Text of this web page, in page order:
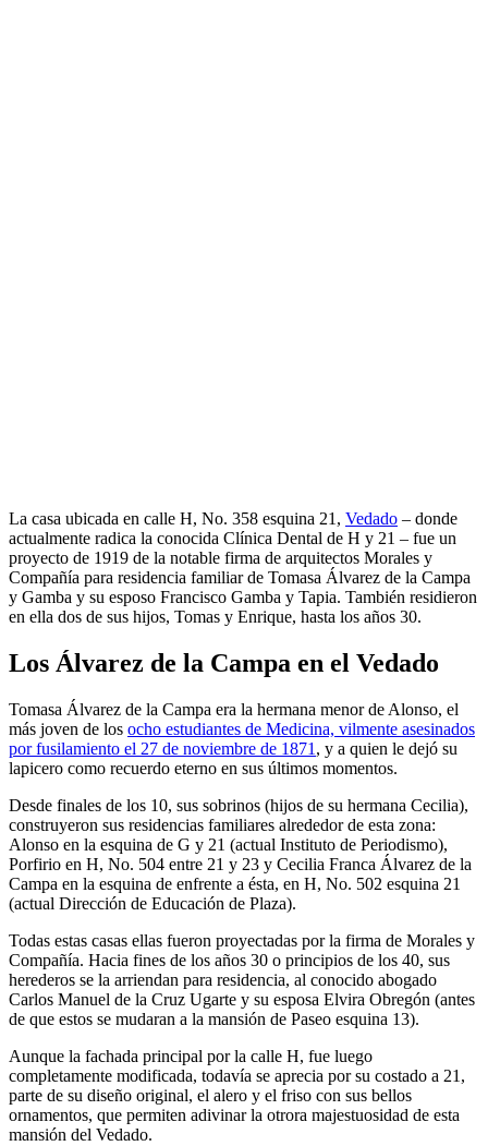
La casa ubicada en calle H, No. 358 esquina 21, Vedado – donde
actualmente radica la conocida Clínica Dental de H y 21 – fue un
proyecto de 1919 de la notable firma de arquitectos Morales y
Compañía para residencia familiar de Tomasa Álvarez de la Campa
y Gamba y su esposo Francisco Gamba y Tapia. También residieron
en ella dos de sus hijos, Tomas y Enrique, hasta los años 30.
Los Álvarez de la Campa en el Vedado
Tomasa Álvarez de la Campa era la hermana menor de Alonso, el
más joven de los ocho estudiantes de Medicina, vilmente asesinados
por fusilamiento el 27 de noviembre de 1871 , y a quien le dejó su
lapicero como recuerdo eterno en sus últimos momentos.
Desde finales de los 10, sus sobrinos (hijos de su hermana Cecilia),
construyeron sus residencias familiares alrededor de esta zona:
Alonso en la esquina de G y 21 (actual Instituto de Periodismo),
Porfirio en H, No. 504 entre 21 y 23 y Cecilia Franca Álvarez de la
Campa en la esquina de enfrente a ésta, en H, No. 502 esquina 21
(actual Dirección de Educación de Plaza).
Todas estas casas ellas fueron proyectadas por la firma de Morales y
Compañía. Hacia fines de los años 30 o principios de los 40, sus
herederos se la arriendan para residencia, al conocido abogado
Carlos Manuel de la Cruz Ugarte y su esposa Elvira Obregón (antes
de que estos se mudaran a la mansión de Paseo esquina 13).
Aunque la fachada principal por la calle H, fue luego
completamente modificada, todavía se aprecia por su costado a 21,
parte de su diseño original, el alero y el friso con sus bellos
ornamentos, que permiten adivinar la otrora majestuosidad de esta
mansión del Vedado.